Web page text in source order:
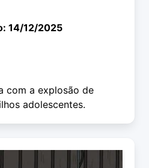
14/12/2025
com a explosão de
adolescentes.